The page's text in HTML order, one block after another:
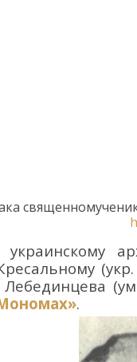
а
украинскому
(укр.
Лебединцева
.